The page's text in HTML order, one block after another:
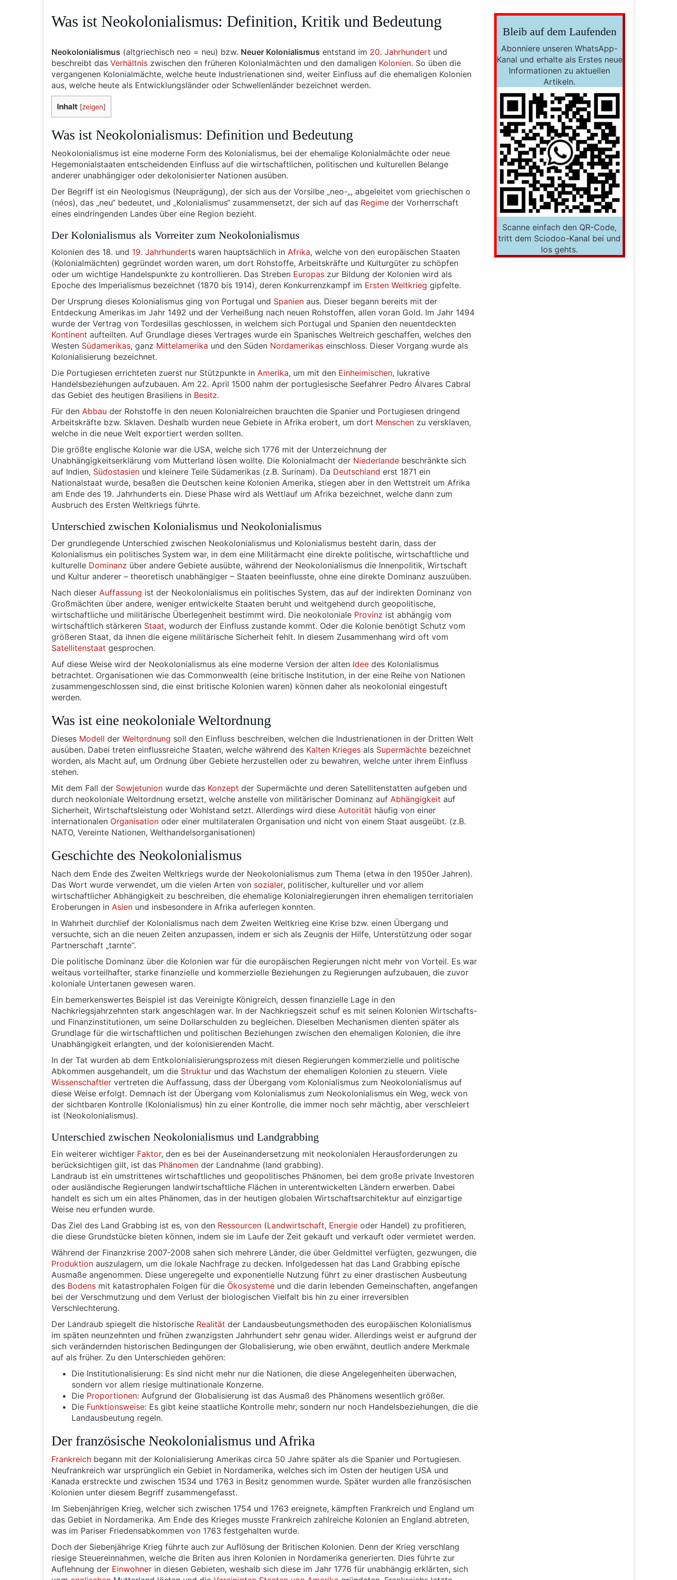
Was ist Neokolonialismus: Definition, Kritik und Bedeutung
Neokolonialismus (altgriechisch neo = neu) bzw. Neuer Kolonialismus entstand im 20. Jahrhundert und
beschreibt das Verhältnis zwischen den früheren Kolonialmächten und den damaligen Kolonien. So üben die
vergangenen Kolonialmächte, welche heute Industrienationen sind, weiter Einfluss auf die ehemaligen Kolonien
aus, welche heute als Entwicklungsländer oder Schwellenländer bezeichnet werden.
Inhalt [zeigen]
Was ist Neokolonialismus: Definition und Bedeutung
Neokolonialismus ist eine moderne Form des Kolonialismus, bei der ehemalige Kolonialmächte oder neue
Hegemonialstaaten entscheidenden Einfluss auf die wirtschaftlichen, politischen und kulturellen Belange
anderer unabhängiger oder dekolonisierter Nationen ausüben.
Der Begriff ist ein Neologismus (Neuprägung), der sich aus der Vorsilbe „neo-„, abgeleitet vom griechischen o
(néos), das „neu“ bedeutet, und „Kolonialismus“ zusammensetzt, der sich auf das Regime der Vorherrschaft
eines eindringenden Landes über eine Region bezieht.
Der Kolonialismus als Vorreiter zum Neokolonialismus
Kolonien des 18. und 19. Jahrhunderts waren hauptsächlich in Afrika, welche von den europäischen Staaten
(Kolonialmächten) gegründet worden waren, um dort Rohstoffe, Arbeitskräfte und Kulturgüter zu schöpfen
oder um wichtige Handelspunkte zu kontrollieren. Das Streben Europas zur Bildung der Kolonien wird als
Epoche des Imperialismus bezeichnet (1870 bis 1914), deren Konkurrenzkampf im Ersten Weltkrieg gipfelte.
Der Ursprung dieses Kolonialismus ging von Portugal und Spanien aus. Dieser begann bereits mit der
Entdeckung Amerikas im Jahr 1492 und der Verheißung nach neuen Rohstoffen, allen voran Gold. Im Jahr 1494
wurde der Vertrag von Tordesillas geschlossen, in welchem sich Portugal und Spanien den neuentdeckten
Kontinent aufteilten. Auf Grundlage dieses Vertrages wurde ein Spanisches Weltreich geschaffen, welches den
Westen Südamerikas, ganz Mittelamerika und den Süden Nordamerikas einschloss. Dieser Vorgang wurde als
Kolonialisierung bezeichnet.
Die Portugiesen errichteten zuerst nur Stützpunkte in Amerika, um mit den Einheimischen, lukrative
Handelsbeziehungen aufzubauen. Am 22. April 1500 nahm der portugiesische Seefahrer Pedro Álvares Cabral
das Gebiet des heutigen Brasiliens in Besitz.
Für den Abbau der Rohstoffe in den neuen Kolonialreichen brauchten die Spanier und Portugiesen dringend
Arbeitskräfte bzw. Sklaven. Deshalb wurden neue Gebiete in Afrika erobert, um dort Menschen zu versklaven,
welche in die neue Welt exportiert werden sollten.
Die größte englische Kolonie war die USA, welche sich 1776 mit der Unterzeichnung der
Unabhängigkeitserklärung vom Mutterland lösen wollte. Die Kolonialmacht der Niederlande beschränkte sich
auf Indien, Südostasien und kleinere Teile Südamerikas (z.B. Surinam). Da Deutschland erst 1871 ein
Nationalstaat wurde, besaßen die Deutschen keine Kolonien Amerika, stiegen aber in den Wettstreit um Afrika
am Ende des 19. Jahrhunderts ein. Diese Phase wird als Wettlauf um Afrika bezeichnet, welche dann zum
Ausbruch des Ersten Weltkriegs führte.
Unterschied zwischen Kolonialismus und Neokolonialismus
Der grundlegende Unterschied zwischen Neokolonialismus und Kolonialismus besteht darin, dass der
Kolonialismus ein politisches System war, in dem eine Militärmacht eine direkte politische, wirtschaftliche und
kulturelle Dominanz über andere Gebiete ausübte, während der Neokolonialismus die Innenpolitik, Wirtschaft
und Kultur anderer – theoretisch unabhängiger – Staaten beeinflusste, ohne eine direkte Dominanz auszuüben.
Nach dieser Auffassung ist der Neokolonialismus ein politisches System, das auf der indirekten Dominanz von
Großmächten über andere, weniger entwickelte Staaten beruht und weitgehend durch geopolitische,
wirtschaftliche und militärische Überlegenheit bestimmt wird. Die neokoloniale Provinz ist abhängig vom
wirtschaftlich stärkeren Staat, wodurch der Einfluss zustande kommt. Oder die Kolonie benötigt Schutz vom
größeren Staat, da ihnen die eigene militärische Sicherheit fehlt. In diesem Zusammenhang wird oft vom
Satellitenstaat gesprochen.
Auf diese Weise wird der Neokolonialismus als eine moderne Version der alten Idee des Kolonialismus
betrachtet. Organisationen wie das Commonwealth (eine britische Institution, in der eine Reihe von Nationen
zusammengeschlossen sind, die einst britische Kolonien waren) können daher als neokolonial eingestuft
werden.
Was ist eine neokoloniale Weltordnung
Dieses Modell der Weltordnung soll den Einfluss beschreiben, welchen die Industrienationen in der Dritten Welt
ausüben. Dabei treten einflussreiche Staaten, welche während des Kalten Krieges als Supermächte bezeichnet
worden, als Macht auf, um Ordnung über Gebiete herzustellen oder zu bewahren, welche unter ihrem Einfluss
stehen.
Mit dem Fall der Sowjetunion wurde das Konzept der Supermächte und deren Satellitenstatten aufgeben und
durch neokoloniale Weltordnung ersetzt, welche anstelle von militärischer Dominanz auf Abhängigkeit auf
Sicherheit, Wirtschaftsleistung oder Wohlstand setzt. Allerdings wird diese Autorität häufig von einer
internationalen Organisation oder einer multilateralen Organisation und nicht von einem Staat ausgeübt. (z.B.
NATO, Vereinte Nationen, Welthandelsorganisationen)
Geschichte des Neokolonialismus
Nach dem Ende des Zweiten Weltkriegs wurde der Neokolonialismus zum Thema (etwa in den 1950er Jahren).
Das Wort wurde verwendet, um die vielen Arten von sozialer, politischer, kultureller und vor allem
wirtschaftlicher Abhängigkeit zu beschreiben, die ehemalige Kolonialregierungen ihren ehemaligen territorialen
Eroberungen in Asien und insbesondere in Afrika auferlegen konnten.
In Wahrheit durchlief der Kolonialismus nach dem Zweiten Weltkrieg eine Krise bzw. einen Übergang und
versuchte, sich an die neuen Zeiten anzupassen, indem er sich als Zeugnis der Hilfe, Unterstützung oder sogar
Partnerschaft „tarnte“.
Die politische Dominanz über die Kolonien war für die europäischen Regierungen nicht mehr von Vorteil. Es war
weitaus vorteilhafter, starke finanzielle und kommerzielle Beziehungen zu Regierungen aufzubauen, die zuvor
koloniale Untertanen gewesen waren.
Ein bemerkenswertes Beispiel ist das Vereinigte Königreich, dessen finanzielle Lage in den
Nachkriegsjahrzehnten stark angeschlagen war. In der Nachkriegszeit schuf es mit seinen Kolonien Wirtschafts-
und Finanzinstitutionen, um seine Dollarschulden zu begleichen. Dieselben Mechanismen dienten später als
Grundlage für die wirtschaftlichen und politischen Beziehungen zwischen den ehemaligen Kolonien, die ihre
Unabhängigkeit erlangten, und der kolonisierenden Macht.
In der Tat wurden ab dem Entkolonialisierungsprozess mit diesen Regierungen kommerzielle und politische
Abkommen ausgehandelt, um die Struktur und das Wachstum der ehemaligen Kolonien zu steuern. Viele
Wissenschaftler vertreten die Auffassung, dass der Übergang vom Kolonialismus zum Neokolonialismus auf
diese Weise erfolgt. Demnach ist der Übergang vom Kolonialismus zum Neokolonialismus ein Weg, weck von
der sichtbaren Kontrolle (Kolonialismus) hin zu einer Kontrolle, die immer noch sehr mächtig, aber verschleiert
ist (Neokolonialismus).
Unterschied zwischen Neokolonialismus und Landgrabbing
Ein weiterer wichtiger Faktor, den es bei der Auseinandersetzung mit neokolonialen Herausforderungen zu
berücksichtigen gilt, ist das Phänomen der Landnahme (land grabbing).
Landraub ist ein umstrittenes wirtschaftliches und geopolitisches Phänomen, bei dem große private Investoren
oder ausländische Regierungen landwirtschaftliche Flächen in unterentwickelten Ländern erwerben. Dabei
handelt es sich um ein altes Phänomen, das in der heutigen globalen Wirtschaftsarchitektur auf einzigartige
Weise neu erfunden wurde.
Das Ziel des Land Grabbing ist es, von den Ressourcen (Landwirtschaft, Energie oder Handel) zu profitieren,
die diese Grundstücke bieten können, indem sie im Laufe der Zeit gekauft und verkauft oder vermietet werden.
Während der Finanzkrise 2007-2008 sahen sich mehrere Länder, die über Geldmittel verfügten, gezwungen, die
Produktion auszulagern, um die lokale Nachfrage zu decken. Infolgedessen hat das Land Grabbing epische
Ausmaße angenommen. Diese ungeregelte und exponentielle Nutzung führt zu einer drastischen Ausbeutung
des Bodens mit katastrophalen Folgen für die Ökosysteme und die darin lebenden Gemeinschaften, angefangen
bei der Verschmutzung und dem Verlust der biologischen Vielfalt bis hin zu einer irreversiblen
Verschlechterung.
Der Landraub spiegelt die historische Realität der Landausbeutungsmethoden des europäischen Kolonialismus
im späten neunzehnten und frühen zwanzigsten Jahrhundert sehr genau wider. Allerdings weist er aufgrund der
sich verändernden historischen Bedingungen der Globalisierung, wie oben erwähnt, deutlich andere Merkmale
auf als früher. Zu den Unterschieden gehören:
Die Institutionalisierung: Es sind nicht mehr nur die Nationen, die diese Angelegenheiten überwachen,
sondern vor allem riesige multinationale Konzerne.
Die Proportionen: Aufgrund der Globalisierung ist das Ausmaß des Phänomens wesentlich größer.
Die Funktionsweise: Es gibt keine staatliche Kontrolle mehr, sondern nur noch Handelsbeziehungen, die die
Landausbeutung regeln.
Der französische Neokolonialismus und Afrika
Frankreich begann mit der Kolonialisierung Amerikas circa 50 Jahre später als die Spanier und Portugiesen.
Neufrankreich war ursprünglich ein Gebiet in Nordamerika, welches sich im Osten der heutigen USA und
Kanada erstreckte und zwischen 1534 und 1763 in Besitz genommen wurde. Später wurden alle französischen
Kolonien unter diesem Begriff zusammengefasst.
Im Siebenjährigen Krieg, welcher sich zwischen 1754 und 1763 ereignete, kämpften Frankreich und England um
das Gebiet in Nordamerika. Am Ende des Krieges musste Frankreich zahlreiche Kolonien an England abtreten,
was im Pariser Friedensabkommen von 1763 festgehalten wurde.
Doch der Siebenjährige Krieg führte auch zur Auflösung der Britischen Kolonien. Denn der Krieg verschlang
riesige Steuereinnahmen, welche die Briten aus ihren Kolonien in Nordamerika generierten. Dies führte zur
Auflehnung der Einwohner in diesen Gebieten, weshalb sich diese im Jahr 1776 für unabhängig erklärten, sich
Bleib auf dem Laufenden
Abonniere unseren WhatsApp-
Kanal und erhalte als Erstes neue
Informationen zu aktuellen
Artikeln.
Scanne einfach den QR-Code,
tritt dem Sciodoo-Kanal bei und
los gehts.